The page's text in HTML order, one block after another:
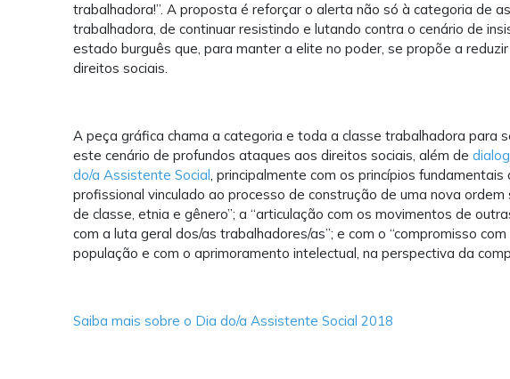
trabalhadora!”. A proposta é reforçar o alerta não só à categoria de
trabalhadora, de continuar resistindo e lutando contra o cenário de
estado burguês que, para manter a elite no poder, se propõe a
direitos sociais.
A peça gráfica chama a categoria e toda a classe trabalhadora para
este cenário de profundos ataques aos direitos sociais, além de
do/a Assistente Social, principalmente com os princípios
profissional vinculado ao processo de construção de uma nova
de classe, etnia e gênero”; a “articulação com os movimentos de
com a luta geral dos/as trabalhadores/as”; e com o “compromisso
população e com o aprimoramento intelectual, na perspectiva da
Saiba mais sobre o Dia do/a Assistente Social 2018